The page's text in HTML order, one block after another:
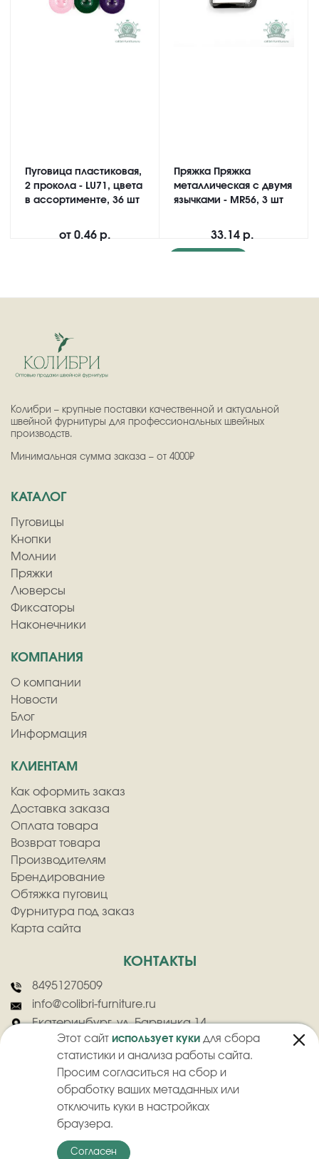
Этот сайт использует куки для сбора
статистики и анализа работы сайта.
Просим согласиться на сбор и
обработку ваших метаданных или
отключить куки в настройках
браузера.
Согласен
Пуговица пластиковая,
2 прокола - LU71, цвета
в ассортименте, 36 шт
от 0.46 р.
Пряжка Пряжка
металлическая с двумя
язычками - MR56, 3 шт
33.14 р.
Колибри – крупные поставки качественной и актуальной
швейной фурнитуры для профессиональных швейных
производств.
Минимальная сумма заказа – от 4000₽
КАТАЛОГ
Пуговицы
Кнопки
Молнии
Пряжки
Люверсы
Фиксаторы
Наконечники
КОМПАНИЯ
О компании
Новости
Блог
Информация
КЛИЕНТАМ
Как оформить заказ
Доставка заказа
Оплата товара
Возврат товара
Производителям
Брендирование
Обтяжка пуговиц
Фурнитура под заказ
Карта сайта
КОНТАКТЫ
84951270509
info@colibri-furniture.ru
Екатеринбург, ул. Барвинка 14
ООО "Колибри" - Оптовая продажа швейной фурнитуры
Политика конфиденциальности
Пользовательское соглашение